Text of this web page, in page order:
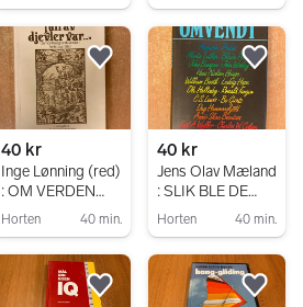
40 kr
Inge Lønning (red)
: OM VERDEN
FULL AV
Horten 40 min.
Legg til som favoritt.
40 kr
Jens Olav Mæland
: SLIK BLE DE
OMVENDT
Horten 40 min.
Legg til som favoritt.